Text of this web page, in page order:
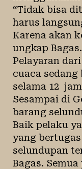
“Tidak bisa
harus
Karena akan
ungkap Bagas.
Pelayaran
cuaca
selama 12
Sesampai di
barang
Baik pelaku
yang
selundupan
Bagas.